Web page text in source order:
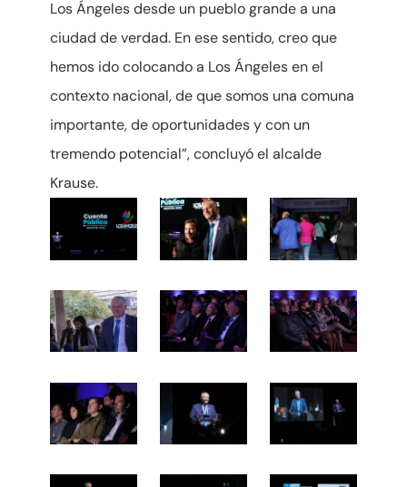
Los Ángeles desde un pueblo grande a una
ciudad de verdad. En ese sentido, creo que
hemos ido colocando a Los Ángeles en el
contexto nacional, de que somos una comuna
importante, de oportunidades y con un
tremendo potencial”, concluyó el alcalde
Krause.